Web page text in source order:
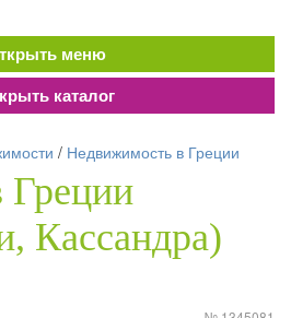
/ Недвижимость в Греции
Греции
Кассандра)